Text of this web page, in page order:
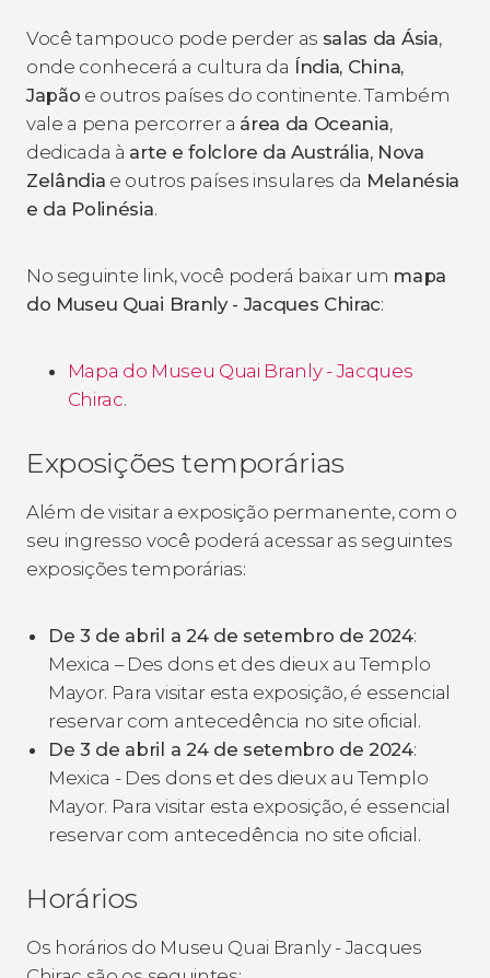
Você tampouco pode perder as salas da Ásia,
onde conhecerá a cultura da Índia, China,
Japão e outros países do continente. Também
vale a pena percorrer a área da Oceania,
dedicada à arte e folclore da Austrália, Nova
Zelândia e outros países insulares da Melanésia
e da Polinésia.
No seguinte link, você poderá baixar um mapa
do Museu Quai Branly - Jacques Chirac:
Mapa do Museu Quai Branly - Jacques
Chirac.
Exposições temporárias
Além de visitar a exposição permanente, com o
seu ingresso você poderá acessar as seguintes
exposições temporárias:
De 3 de abril a 24 de setembro de 2024:
Mexica – Des dons et des dieux au Templo
Mayor. Para visitar esta exposição, é essencial
reservar com antecedência no site oficial.
De 3 de abril a 24 de setembro de 2024:
Mexica - Des dons et des dieux au Templo
Mayor. Para visitar esta exposição, é essencial
reservar com antecedência no site oficial.
Horários
Os horários do Museu Quai Branly - Jacques